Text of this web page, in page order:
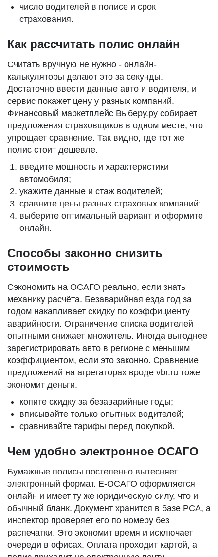
число водителей в полисе и срок
страхования.
Как рассчитать полис онлайн
Считать вручную не нужно - онлайн-
калькуляторы делают это за секунды.
Достаточно ввести данные авто и водителя, и
сервис покажет цену у разных компаний.
Финансовый маркетплейс Выберу.ру собирает
предложения страховщиков в одном месте, что
упрощает сравнение. Так видно, где тот же
полис стоит дешевле.
введите мощность и характеристики
автомобиля;
укажите данные и стаж водителей;
сравните цены разных страховых компаний;
выберите оптимальный вариант и оформите
онлайн.
Способы законно снизить
стоимость
Сэкономить на ОСАГО реально, если знать
механику расчёта. Безаварийная езда год за
годом накапливает скидку по коэффициенту
аварийности. Ограничение списка водителей
опытными снижает множитель. Иногда выгоднее
зарегистрировать авто в регионе с меньшим
коэффициентом, если это законно. Сравнение
предложений на агрегаторах вроде vbr.ru тоже
экономит деньги.
копите скидку за безаварийные годы;
вписывайте только опытных водителей;
сравнивайте тарифы перед покупкой.
Чем удобно электронное ОСАГО
Бумажные полисы постепенно вытесняет
электронный формат. Е-ОСАГО оформляется
онлайн и имеет ту же юридическую силу, что и
обычный бланк. Документ хранится в базе РСА, а
инспектор проверяет его по номеру без
распечатки. Это экономит время и исключает
очереди в офисах. Оплата проходит картой, а